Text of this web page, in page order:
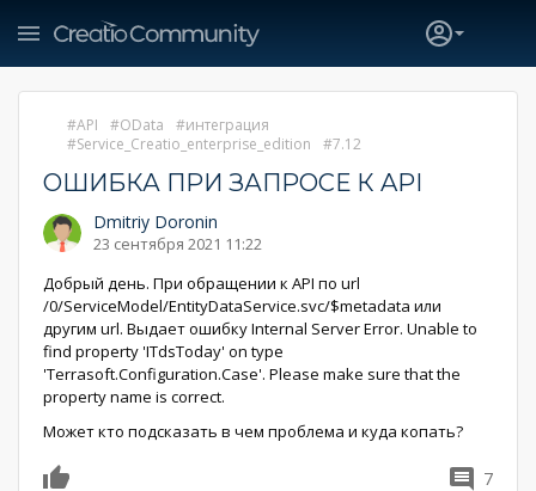
API OData
интеграция
Service_Creatio_enterprise_edition
7.12
ОШИБКА ПРИ ЗАПРОСЕ К API
Dmitriy Doronin
23 сентября 2021 11:22
Добрый день. При обращении к API по url
/0/ServiceModel/EntityDataService.svc/$metadata или
другим url. Выдает ошибку Internal Server Error. Unable to
find property 'ITdsToday' on type
'Terrasoft.Configuration.Case'. Please make sure that the
property name is correct.
Может кто подсказать в чем проблема и куда копать?
7